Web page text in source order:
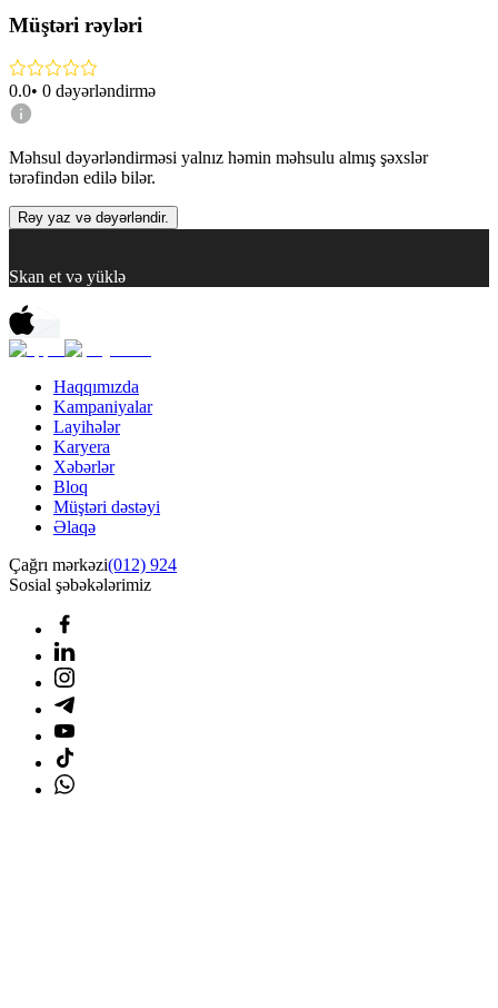
Müştəri rəyləri
0.0• 0 dəyərləndirmə
Məhsul dəyərləndirməsi yalnız həmin məhsulu almış şəxslər
tərəfindən edilə bilər.
Rəy yaz və dəyərləndir.
Skan et və yüklə
Haqqımızda
Kampaniyalar
Layihələr
Karyera
Xəbərlər
Bloq
Müştəri dəstəyi
Əlaqə
Çağrı mərkəzi(012) 924
Sosial şəbəkələrimiz